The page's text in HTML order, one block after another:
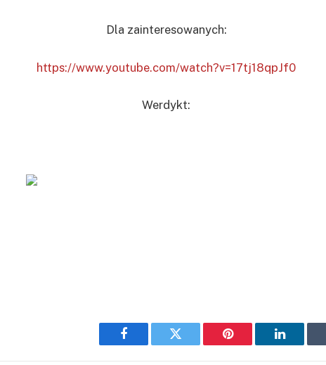
Dla zainteresowanych:
https://www.youtube.com/watch?v=17tj18qpJf0
Werdykt:
Facebook Twitter Pinterest LinkedIn